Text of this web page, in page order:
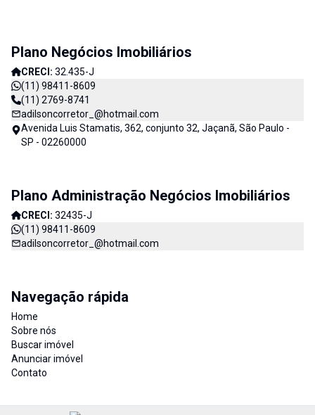
Plano Negócios Imobiliários
CRECI: 32.435-J
(11) 98411-8609
(11) 2769-8741
adilsoncorretor_@hotmail.com
Avenida Luis Stamatis, 362, conjunto 32, Jaçanã, São Paulo -
SP - 02260000
Plano Administração Negócios Imobiliários
CRECI: 32435-J
(11) 98411-8609
adilsoncorretor_@hotmail.com
Navegação rápida
Home
Sobre nós
Buscar imóvel
Anunciar imóvel
Contato